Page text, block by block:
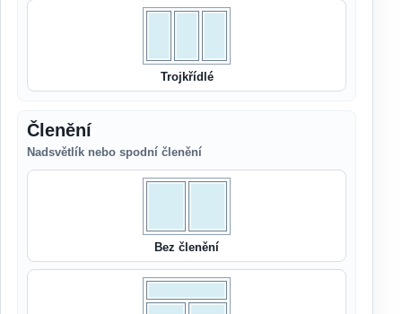
Trojkřídlé
Členění
Nadsvětlík nebo spodní členění
Bez členění